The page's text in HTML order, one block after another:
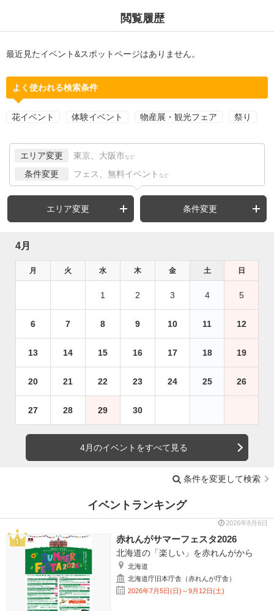
閲覧履歴
最近見たイベント&スポットページはありません。
よく使われる検索条件
花イベント 体験イベント 物産展・観光フェア 祭り
エリア変更 東京、大阪市 など
条件変更 フェス、無料イベント など
エリア変更 条件変更
4月
月 火 水 木 金 土 日
1 2 3 4 5
6 7 8 9 10 11 12
13 14 15 16 17 18 19
20 21 22 23 24 25 26
27 28 29 30
4月のイベントをすべて見る
条件を変更して検索
イベントランキング
2026年8月6日
赤れんがサマーフェスタ2026
北海道の「楽しい」を赤れんがから
北海道
北海道庁旧本庁舎（赤れんが庁舎）
2026年7月5日(日)～9月12日(土)